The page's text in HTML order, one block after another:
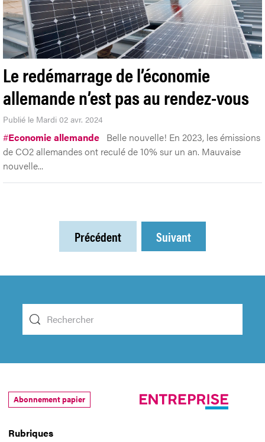
Le redémarrage de l’économie
allemande n’est pas au rendez-vous
Publié le Mardi 02 avr. 2024
#Economie allemande Belle nouvelle! En 2023, les émissions
de CO2 allemandes ont reculé de 10% sur un an. Mauvaise
nouvelle...
Précédent Suivant
Rubriques
Abonnement papier